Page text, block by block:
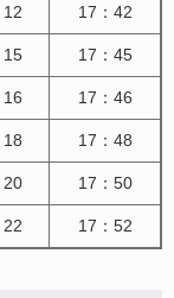
12 17：42
15 17：45
16 17：46
18 17：48
20 17：50
22 17：52